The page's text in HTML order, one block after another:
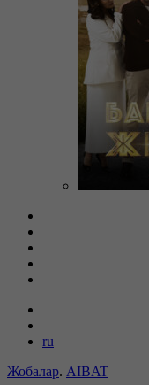
ru
Жобалар. AIBAT